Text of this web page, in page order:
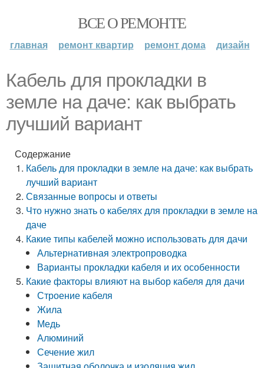
ВСЕ О РЕМОНТЕ
главная ремонт квартир ремонт дома дизайн
Кабель для прокладки в
земле на даче: как выбрать
лучший вариант
Содержание
Кабель для прокладки в земле на даче: как выбрать
лучший вариант
Связанные вопросы и ответы
Что нужно знать о кабелях для прокладки в земле на
даче
Какие типы кабелей можно использовать для дачи
Альтернативная электропроводка
Варианты прокладки кабеля и их особенности
Какие факторы влияют на выбор кабеля для дачи
Строение кабеля
Жила
Медь
Алюминий
Сечение жил